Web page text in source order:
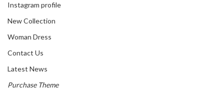
Instagram profile
New Collection
Woman Dress
Contact Us
Latest News
Purchase Theme